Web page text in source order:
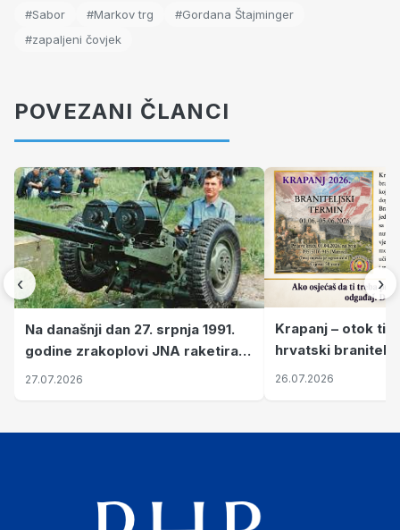
#Sabor #Markov trg
#Gordana Štajminger
#zapaljeni čovjek
POVEZANI ČLANCI
‹
Na današnji dan 27. srpnja 1991.
godine zrakoplovi JNA raketirali
su vojarnu i obučni centar "Nikola
27.07.2026
Krapanj – otok
hrvatski branitelji
pronalaze mir
26.07.2026
›